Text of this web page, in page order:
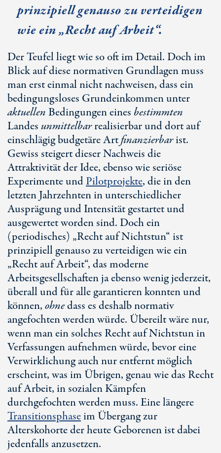
prinzipiell genauso zu verteidigen
wie ein „Recht auf Arbeit“.
Der Teufel liegt wie so oft im Detail. Doch im
Blick auf diese normativen Grundlagen muss
man erst einmal nicht nachweisen, dass ein
bedingungsloses Grundeinkommen unter
aktuellenBedingungen eines bestimmten
Landesunmittelbarrealisierbar und dort auf
einschlägig budgetäre Artfinanzierbarist.
Gewiss steigert dieser Nachweis die
Attraktivität der Idee, ebenso wie seriöse
Experimente undPilotprojekte, die in den
letzten Jahrzehnten in unterschiedlicher
Ausprägung und Intensität gestartet und
ausgewertet worden sind. Doch ein
(periodisches) „Recht auf Nichtstun“ ist
prinzipiell genauso zu verteidigen wie ein
„Recht auf Arbeit“, das moderne
Arbeitsgesellschaften ja ebenso wenig jederzeit,
überall und für alle garantieren konnten und
können,ohnedass es deshalb normativ
angefochten werden würde. Übereilt wäre nur,
wenn man ein solches Recht auf Nichtstun in
Verfassungen aufnehmen würde, bevor eine
Verwirklichung auch nur entfernt möglich
erscheint, was im Übrigen, genau wie das Recht
auf Arbeit, in sozialen Kämpfen
durchgefochten werden muss. Eine längere
Transitionsphaseim Übergang zur
Alterskohorte der heute Geborenen ist dabei
jedenfalls anzusetzen.